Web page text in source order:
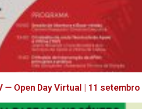
— Open Day Virtual | 11 setembro